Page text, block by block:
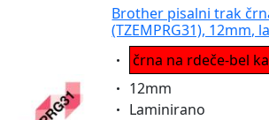
Brother pisalni trak
(TZEMPRG31), 12mm,
Eigenschaft:
črna na rdeče-bel
Eigenschaft:
12mm
Eigenschaft:
Laminirano